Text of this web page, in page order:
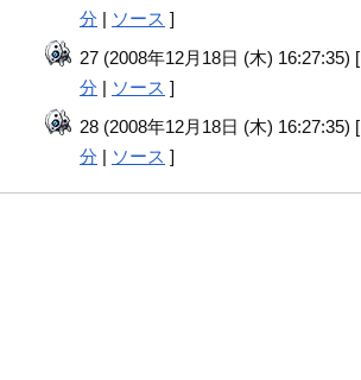
分 | ソース ]
27 (2008年12月18日 (木) 16:27:35) [
分 | ソース ]
28 (2008年12月18日 (木) 16:27:35) [
分 | ソース ]